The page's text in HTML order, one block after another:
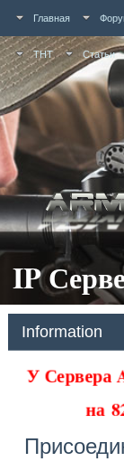
Главная
ТНТ Статьи
IP
Information
У Сервера
на